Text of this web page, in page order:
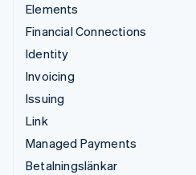
Elements
Financial Connections
Identity
Invoicing
Issuing
Link
Managed Payments
Betalningslänkar